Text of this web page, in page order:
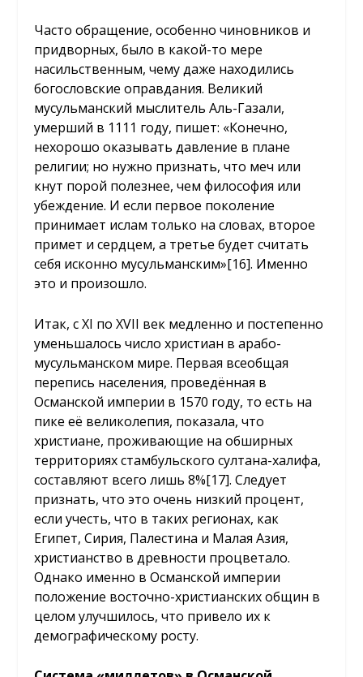
Часто обращение, особенно чиновников и
придворных, было в какой-то мере
насильственным, чему даже находились
богословские оправдания. Великий
мусульманский мыслитель Аль-Газали,
умерший в 1111 году, пишет: «Конечно,
нехорошо оказывать давление в плане
религии; но нужно признать, что меч или
кнут порой полезнее, чем философия или
убеждение. И если первое поколение
принимает ислам только на словах, второе
примет и сердцем, а третье будет считать
себя исконно мусульманским»[16]. Именно
это и произошло.
Итак, с XI по XVII век медленно и постепенно
уменьшалось число христиан в арабо-
мусульманском мире. Первая всеобщая
перепись населения, проведённая в
Османской империи в 1570 году, то есть на
пике её великолепия, показала, что
христиане, проживающие на обширных
территориях стамбульского султана-халифа,
составляют всего лишь 8%[17]. Следует
признать, что это очень низкий процент,
если учесть, что в таких регионах, как
Египет, Сирия, Палестина и Малая Азия,
христианство в древности процветало.
Однако именно в Османской империи
положение восточно-христианских общин в
целом улучшилось, что привело их к
демографическому росту.